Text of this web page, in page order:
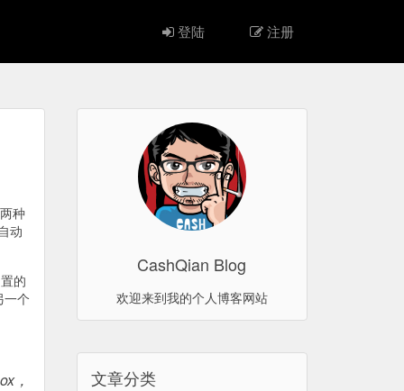
登陆 注册
种
动
的
一个
，
CashQian Blog
欢迎来到我的个人博客网站
文章分类